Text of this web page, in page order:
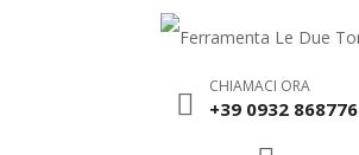
CHIAMACI ORA
+39 0932 868776